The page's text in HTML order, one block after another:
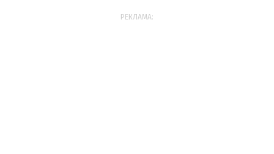
РЕКЛАМА: